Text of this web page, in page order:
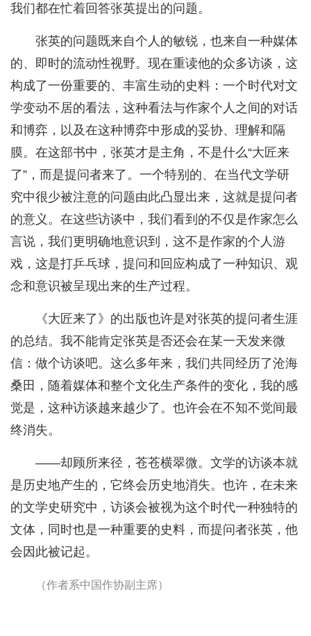
我们都在忙着回答张英提出的问题。
张英的问题既来自个人的敏锐，也来自一种媒体
的、即时的流动性视野。现在重读他的众多访谈，这
构成了一份重要的、丰富生动的史料：一个时代对文
学变动不居的看法，这种看法与作家个人之间的对话
和博弈，以及在这种博弈中形成的妥协、理解和隔
膜。在这部书中，张英才是主角，不是什么“大匠来
了”，而是提问者来了。一个特别的、在当代文学研
究中很少被注意的问题由此凸显出来，这就是提问者
的意义。在这些访谈中，我们看到的不仅是作家怎么
言说，我们更明确地意识到，这不是作家的个人游
戏，这是打乒乓球，提问和回应构成了一种知识、观
念和意识被呈现出来的生产过程。
《大匠来了》的出版也许是对张英的提问者生涯
的总结。我不能肯定张英是否还会在某一天发来微
信：做个访谈吧。这么多年来，我们共同经历了沧海
桑田，随着媒体和整个文化生产条件的变化，我的感
觉是，这种访谈越来越少了。也许会在不知不觉间最
终消失。
——却顾所来径，苍苍横翠微。文学的访谈本就
是历史地产生的，它终会历史地消失。也许，在未来
的文学史研究中，访谈会被视为这个时代一种独特的
文体，同时也是一种重要的史料，而提问者张英，他
会因此被记起。
（作者系中国作协副主席）